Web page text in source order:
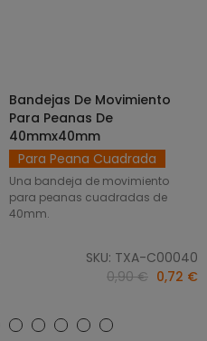
SELECCIONAR OPCIONES
Bandejas De Movimiento
Para Peanas De
40mmx40mm
Para Peana Cuadrada
Una bandeja de movimiento
para peanas cuadradas de
40mm.
SKU: TXA-C00040
0,90 € 0,72 €